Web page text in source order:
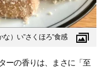
）い”さくほろ”食感
ーの香りは、まさに「至